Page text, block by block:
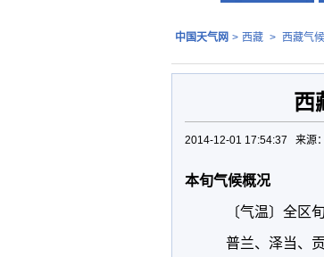
中国天气网 > 西藏 > 西藏气候
西
2014-12-01 17:54:37 来源：
本旬气候概况
〔气温〕全区
普兰、泽当、